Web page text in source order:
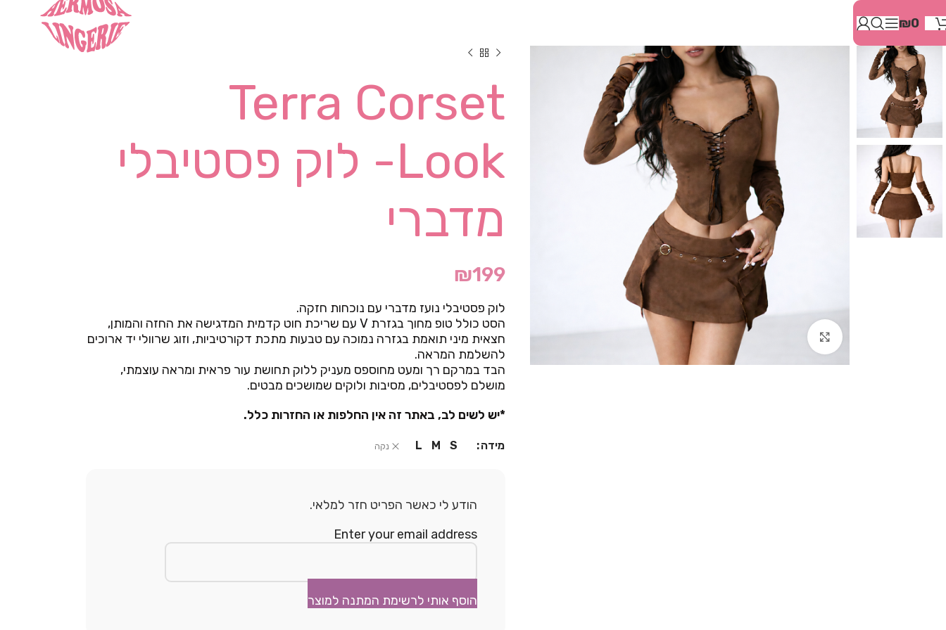
זֶה
מַעֲרֶכֶת
"המרכז
הישראלי
לְהַנְגָּשָׁת
אָתָרִים".
הַמְּסַיַּעַת
לִנְגִישׁוּת
הָאֲתָר.
לִפְתִיחַת
תַּפְרִיט
הֵנְּגִישׁוּת
ALT+0
₪0
Click to enlarge
Terra Corset
Look- לוק פסטיבלי
מדברי
₪199
לוק פסטיבלי נועז מדברי עם נוכחות חזקה.
הסט כולל טופ מחוך בגזרת V עם שריכת חוט קדמית המדגישה את החזה והמותן,
חצאית מיני תואמת בגזרה נמוכה עם טבעות מתכת דקורטיביות, וזוג שרוולי יד ארוכים
להשלמת המראה.
הבד במרקם רך ומעט מחוספס מעניק ללוק תחושת עור פראית ומראה עוצמתי,
מושלם לפסטיבלים, מסיבות ולוקים שמושכים מבטים.
*יש לשים לב, באתר זה אין החלפות או החזרות כלל.
מידה S
M
L נקה
הודע לי כאשר הפריט חזר למלאי.
Enter your email address
הוסף אותי לרשימת המתנה למוצר